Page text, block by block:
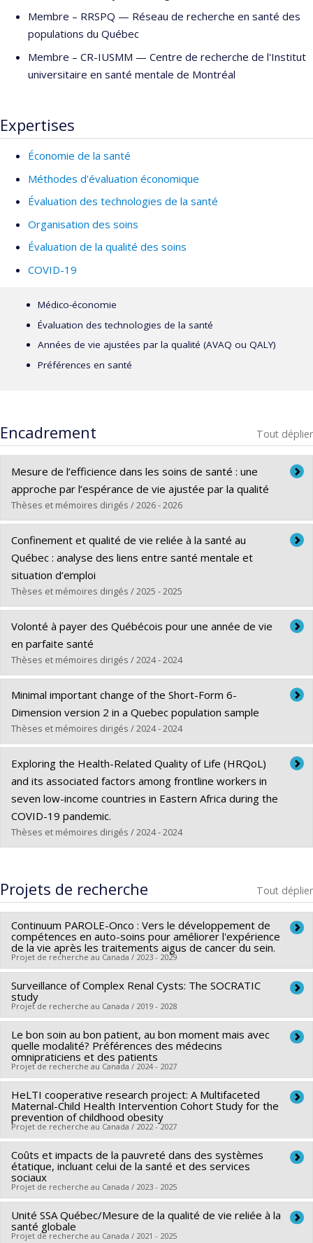
est professeur à l'École de Santé Publique de l'Université de
Montréal (ESPUM) et chercheur régulier au Centre de recherche
(IUSMM). Depuis 2017 il est membre du Comité d’excellence
clinique en santé de l’Institut National d'Excellence en Santé et
deux revues internationales avec comité de pairs
(http://www.cybelepress.com/about.html)et co-directeur du
groupe éco-santé de l’unité SOUTIEN-SRAP du Québec
Membre – RRSPQ — Réseau de recherche en santé des
populations du Québec
Membre – CR-IUSMM — Centre de recherche de l'Institut
universitaire en santé mentale de Montréal
Expertises
Économie de la santé
Méthodes d'évaluation économique
Évaluation des technologies de la santé
Organisation des soins
Évaluation de la qualité des soins
COVID-19
Médico-économie
Évaluation des technologies de la santé
Années de vie ajustées par la qualité (AVAQ ou QALY)
Préférences en santé
Encadrement Tout déplier
Mesure de l’efficience dans les soins de santé : une
approche par l’espérance de vie ajustée par la qualité
Thèses et mémoires dirigés / 2026 - 2026
Diplômé(e) : Hle, Boco Rodrigue
Cycle :Maîtrise
Diplôme obtenu :
Lien vers le document dans Papyrus
Confinement et qualité de vie reliée à la santé au
Québec : analyse des liens entre santé mentale et
situation d’emploi
Thèses et mémoires dirigés / 2025 - 2025
Diplômé(e) :Cisse, Amy
Cycle :Maîtrise
Diplôme obtenu :M. Sc.
Lien vers le document dans Papyrus
Volonté à payer des Québécois pour une année de vie
en parfaite santé
Thèses et mémoires dirigés / 2024 - 2024
Diplômé(e) :Danita, Alexandru D.
Cycle :Maîtrise
Diplôme obtenu :M. Sc.
Lien vers le document dans Papyrus
Minimal important change of the Short-Form 6-
Dimension version 2 in a Quebec population sample
Thèses et mémoires dirigés / 2024 - 2024
Diplômé(e) : Sowmithran, Arthi
Cycle : Maîtrise
Diplôme obtenu : M. Sc.
Lien vers le document dans Papyrus
Exploring the Health-Related Quality of Life (HRQoL)
and its associated factors among frontline workers in
seven low-income countries in Eastern Africa during the
COVID-19 pandemic.
Thèses et mémoires dirigés / 2024 - 2024
Cycle :
Maîtrise
Diplôme obtenu :M. Sc.
Projets de recherche Tout déplier
Continuum PAROLE-Onco : Vers le développement de
compétences en auto-soins pour améliorer l'expérience
de la vie après les traitements aigus de cancer du sein.
Projet de recherche au Canada / 2023 - 2029
Chercheur principal : Marie-Pascale Pomey
Co-chercheurs : Antoine Boivin,Chantal Bémeur
Bilodeau,Israël Fortin,Isabelle Doré,Thomas G. Poder,
Mélanie Lavoie-Tremblay, Patrick Garon-Sayegh ,Bertrand
Lebouche,Dominique Tremblay
Djahanchah, Hermann Nabi,Grégoire Lagger
Roux
Sources de financement :IRSC/Instituts de recherche en
santé du Canada
Programmes de subvention :PVXXXXXX-(PJT) Subvention
Projet
Surveillance of Complex Renal Cysts: The SOCRATIC
study
Projet de recherche au Canada / 2019 - 2028
Chercheur principal : Patrick Richard
Co-chercheurs : Jean-Baptiste Lattouf,Thomas G. Poder
Sources de financement :IRSC/Instituts de recherche en
Programmes de subvention :PVXXXXXX-(PJT) Subvention
Projet
Le bon soin au bon patient, au bon moment mais avec
quelle modalité? Préférences des médecins
omnipraticiens et des patients
Projet de recherche au Canada / 2024 - 2027
Chercheur principal : Thomas G. Poder
Sources de financement :IRSC/Instituts de recherche en
santé du Canada
Programmes de subvention :
HeLTI cooperative research project: A Multifaceted
Maternal-Child Health Intervention Cohort Study for the
prevention of childhood obesity
Projet de recherche au Canada / 2022 - 2027
Chercheur principal : Jean-Patrice Baillargeon
Co-chercheurs : Benoît Mâsse,Thomas G. Poder
Sources de financement :IRSC/Instituts de recherche en
santé du Canada
Programmes de subvention :
PVXXXXXX-Subvention
Coûts et impacts de la pauvreté dans des systèmes
étatique, incluant celui de la santé et des services
sociaux
Projet de recherche au Canada / 2023 - 2025
Chercheur principal : Amélie Quesnel-Vallée
Co-chercheurs : Jaunathan Bilodeau
Unité SSA Québec/Mesure de la qualité de vie reliée à la
santé globale
Projet de recherche au Canada / 2021 - 2025